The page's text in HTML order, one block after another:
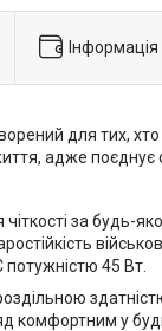
для тих,
адже поєднує
за будь-
потужністю 45 Вт.
комфортним у